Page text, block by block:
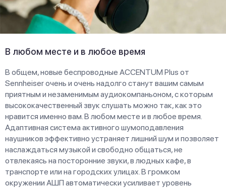
В любом месте и в любое время
В общем, новые беспроводные ACCENTUM Plus от
Sennheiser очень и очень надолго станут вашим самым
приятным и незаменимым аудиокомпаньоном, с которым
высококачественный звук слушать можно так, как это
нравится именно вам. В любом месте и в любое время.
Адаптивная система активного шумоподавления
наушников эффективно устраняет лишний шум и позволяет
наслаждаться музыкой и свободно общаться, не
отвлекаясь на посторонние звуки, в людных кафе, в
транспорте или на городских улицах. В громком
окружении АШП автоматически усиливает уровень